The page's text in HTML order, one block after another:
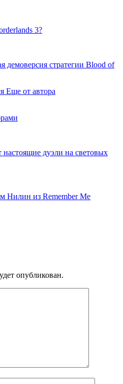
3?
демоверсия стратегии Blood of
Еще от автора
дуэли на световых
Нилин из Remember Me
опубликован.